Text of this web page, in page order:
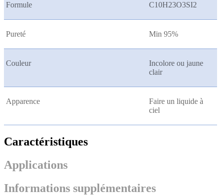
Formule C10H23O3SI2
Pureté Min 95%
Couleur
Incolore ou jaune
clair
Apparence
Faire un liquide à
ciel
Caractéristiques
Applications
Informations supplémentaires